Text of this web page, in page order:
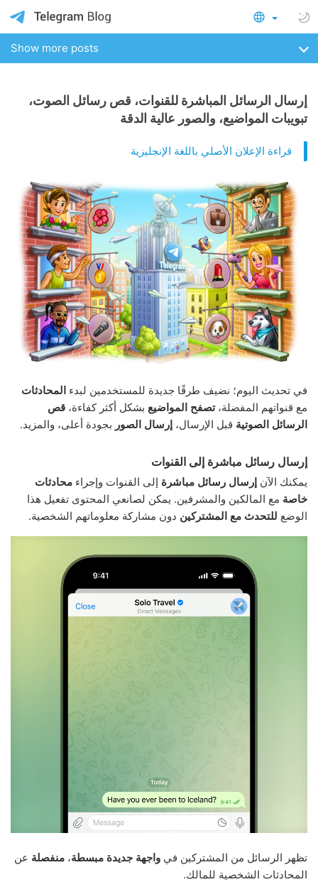
Show more posts
إرسال الرسائل المباشرة للقنوات، قص رسائل الصوت،
تبويبات المواضيع، والصور عالية الدقة
قراءة الإعلان الأصلي باللغة الإنجليزية
في تحديث اليوم؛ نضيف طرقًا جديدة للمستخدمين لبدء المحادثات
مع قنواتهم المفضلة،تصفح المواضيع بشكل أكثر كفاءة، قص
الرسائل الصوتية قبل الإرسال، إرسال الصور بجودة أعلى، والمزيد.
إرسال رسائل مباشرة إلى القنوات
يمكنك الآن إرسال رسائل مباشرة إلى القنوات وإجراء محادثات
خاصة مع المالكين والمشرفين. يمكن لصانعي المحتوى تفعيل هذا
الوضع للتحدث مع المشتركين دون مشاركة معلوماتهم الشخصية.
تظهر الرسائل من المشتركين في واجهة جديدة مبسطة، منفصلة عن
المحادثات الشخصية للمالك.